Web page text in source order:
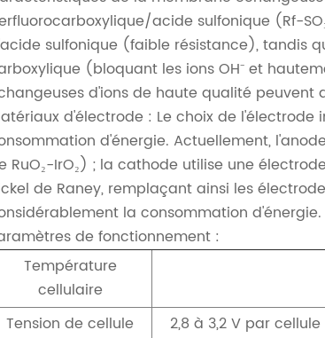
acide sulfonique (Rf-
sulfonique (faible résistance), tandis
(bloquant les ions OH⁻ et
d'ions de haute qualité peuvent
d'électrode : Le choix de
d'énergie. Actuellement,
RuO₂-IrO₂) ; la cathode utilise une
de Raney, remplaçant ainsi les
la consommation d'énergie.
de fonctionnement :
Température
cellulaire
Tension de cellule
2,8 à 3,2 V par